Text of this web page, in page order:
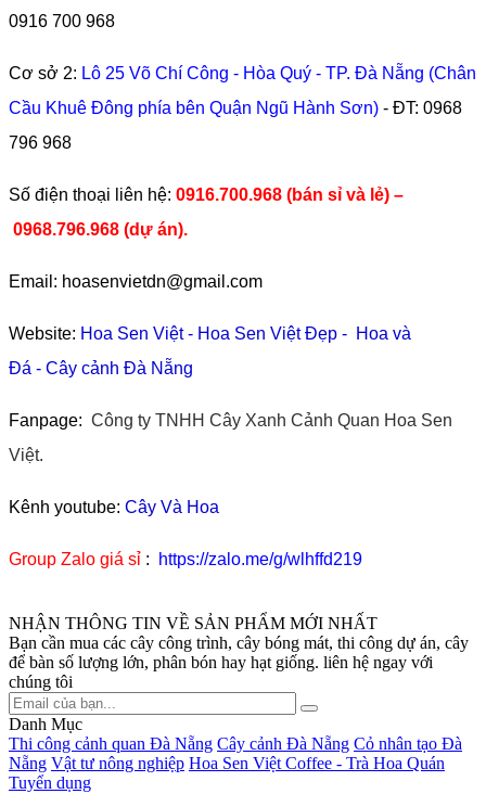
0916 700 968
Cơ sở 2: Lô 25 Võ Chí Công - Hòa Quý - TP. Đà Nẵng (Chân
Cầu Khuê Đông phía bên Quận Ngũ Hành Sơn) - ĐT: 0968
796 968
​Số điện thoại liên hệ: 0916.700.968 (bán sỉ và lẻ) –
0968.796.968 (dự án).
Email: hoasenvietdn@gmail.com
Website: Hoa Sen Việt- Hoa Sen Việt Đẹp - Hoa và
Đá - Cây cảnh Đà Nẵng
Fanpage: Công ty TNHH Cây Xanh Cảnh Quan Hoa Sen
Việt.
Kênh youtube: Cây Và Hoa
Group Zalo giá sỉ : https://zalo.me/g/wlhffd219
NHẬN THÔNG TIN VỀ SẢN PHẨM MỚI NHẤT
Bạn cần mua các cây công trình, cây bóng mát, thi công dự án, cây
để bàn số lượng lớn, phân bón hay hạt giống. liên hệ ngay với
chúng tôi
Danh Mục
Thi công cảnh quan Đà Nẵng Cây cảnh Đà Nẵng Cỏ nhân tạo Đà
Nẵng Vật tư nông nghiệp Hoa Sen Việt Coffee - Trà Hoa Quán
Tuyển dụng